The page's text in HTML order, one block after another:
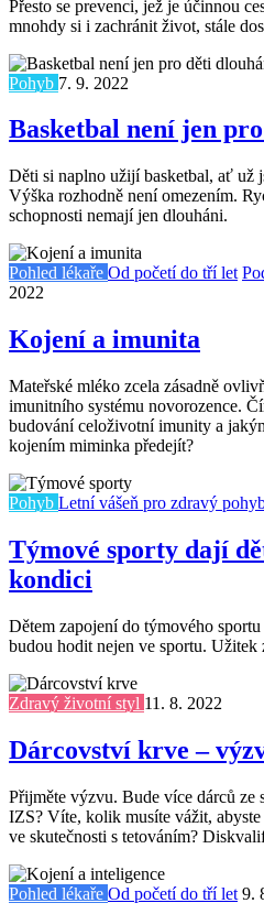
Přesto se prevenci, jež je účinnou
mnohdy si i zachránit život, stále
Pohyb 7. 9. 2022
Basketbal není jen
Děti si naplno užijí basketbal, ať už
Výška rozhodně není omezením.
schopnosti nemají jen dlouháni.
Pohled lékaře Od početí do tří let
2022
Kojení a imunita
Mateřské mléko zcela zásadně
imunitního systému novorozence.
budování celoživotní imunity a
kojením miminka předejít?
Pohyb Letní vášeň pro zdravý
Týmové sporty dají
kondici
Dětem zapojení do týmového
budou hodit nejen ve sportu.
Zdravý životní styl 11. 8. 2022
Dárcovství krve –
Přijměte výzvu. Bude více dárců ze
IZS? Víte, kolik musíte vážit,
ve skutečnosti s tetováním?
Pohled lékaře Od početí do tří let 9.